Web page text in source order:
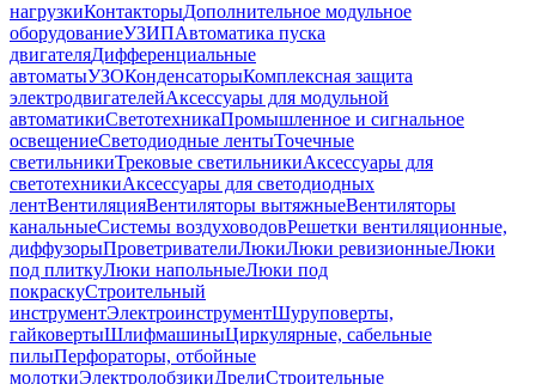
нагрузкиКонтакторыДополнительное модульное
оборудованиеУЗИПАвтоматика пуска
двигателяДифференциальные
автоматыУЗОКонденсаторыКомплексная защита
электродвигателейАксессуары для модульной
автоматикиСветотехникаПромышленное и сигнальное
освещениеСветодиодные лентыТочечные
светильникиТрековые светильникиАксессуары для
светотехникиАксессуары для светодиодных
лентВентиляцияВентиляторы вытяжныеВентиляторы
канальныеСистемы воздуховодовРешетки вентиляционные,
диффузорыПроветривателиЛюкиЛюки ревизионныеЛюки
под плиткуЛюки напольныеЛюки под
покраскуСтроительный
инструментЭлектроинструментШуруповерты,
гайковертыШлифмашиныЦиркулярные, сабельные
пилыПерфораторы, отбойные
молоткиЭлектролобзикиДрелиСтроительные